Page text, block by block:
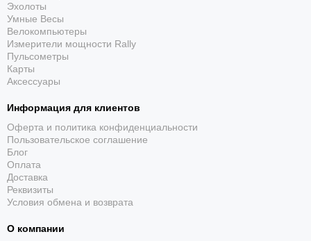
Эхолоты
Умные Весы
Велокомпьютеры
Измерители мощности Rally
Пульсометры
Карты
Аксессуары
Информация для клиентов
Оферта и политика конфиденциальности
Пользовательское соглашение
Блог
Оплата
Доставка
Реквизиты
Условия обмена и возврата
О компании